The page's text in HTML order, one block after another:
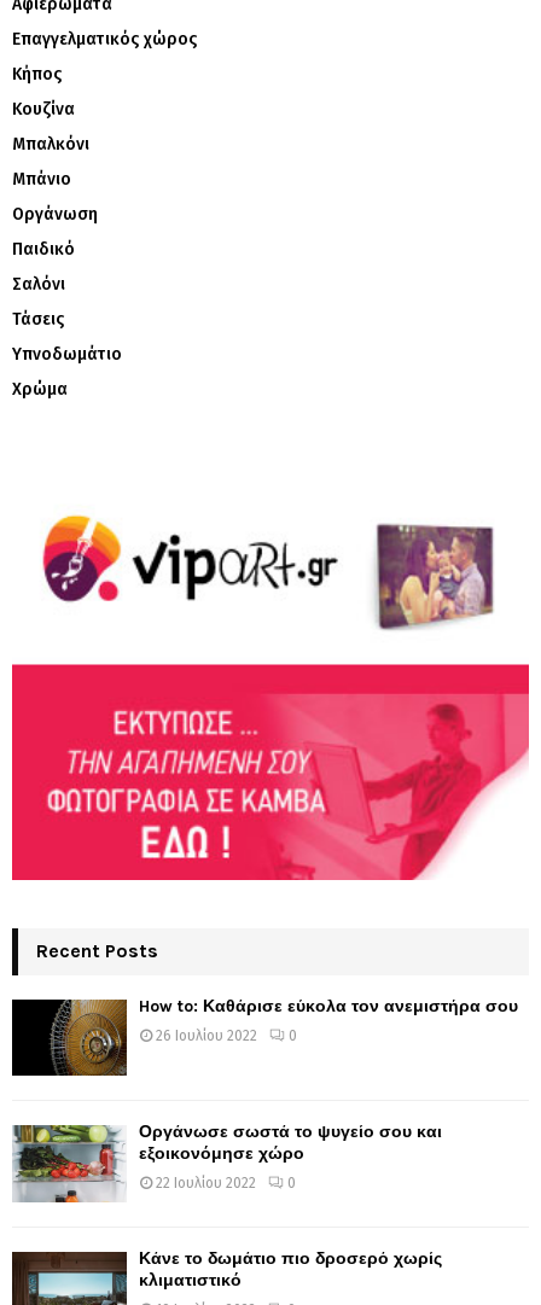
Αφιερώματα
Επαγγελματικός χώρος
Κήπος
Κουζίνα
Μπαλκόνι
Μπάνιο
Οργάνωση
Παιδικό
Σαλόνι
Τάσεις
Υπνοδωμάτιο
Χρώμα
Recent Posts
How to: Καθάρισε εύκολα τον ανεμιστήρα σου
26 Ιουλίου 2022 0
Οργάνωσε σωστά το ψυγείο σου και
εξοικονόμησε χώρο
22 Ιουλίου 2022 0
Κάνε το δωμάτιο πιο δροσερό χωρίς
κλιματιστικό